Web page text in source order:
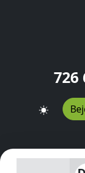
726
Derkovits